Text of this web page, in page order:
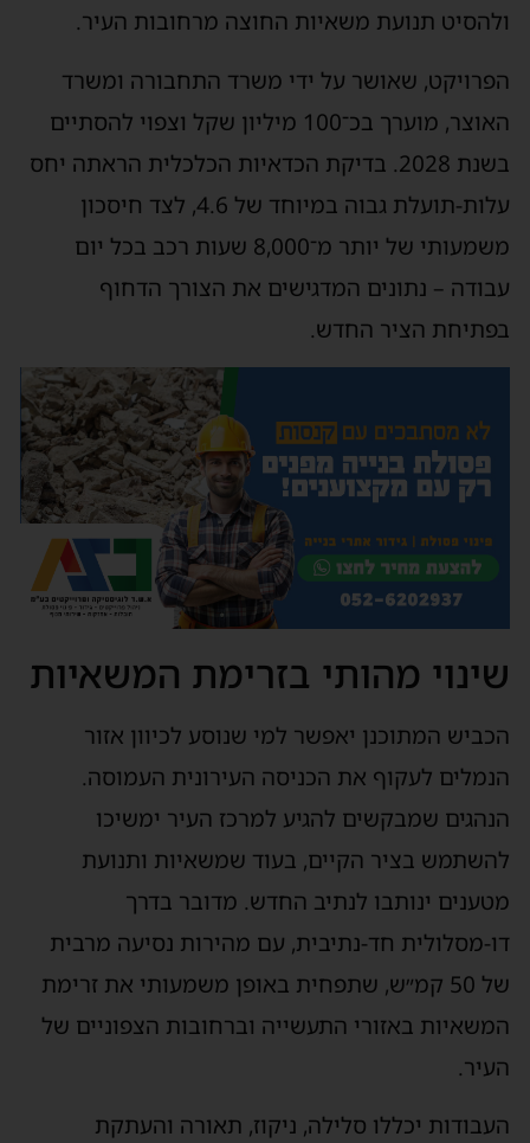
ולהסיט תנועת משאיות החוצה מרחובות העיר.
הפרויקט, שאושר על ידי משרד התחבורה ומשרד
האוצר, מוערך בכ־100 מיליון שקל וצפוי להסתיים
בשנת 2028. בדיקת הכדאיות הכלכלית הראתה יחס
עלות-תועלת גבוה במיוחד של 4.6, לצד חיסכון
משמעותי של יותר מ־8,000 שעות רכב בכל יום
עבודה – נתונים המדגישים את הצורך הדחוף
בפתיחת הציר החדש.
שינוי מהותי בזרימת המשאיות
הכביש המתוכנן יאפשר למי שנוסע לכיוון אזור
הנמלים לעקוף את הכניסה העירונית העמוסה.
הנהגים שמבקשים להגיע למרכז העיר ימשיכו
להשתמש בציר הקיים, בעוד שמשאיות ותנועת
מטענים ינותבו לנתיב החדש. מדובר בדרך
דו-מסלולית חד-נתיבית, עם מהירות נסיעה מרבית
של 50 קמ״ש, שתפחית באופן משמעותי את זרימת
המשאיות באזורי התעשייה וברחובות הצפוניים של
העיר.
העבודות יכללו סלילה, ניקוז, תאורה והעתקת